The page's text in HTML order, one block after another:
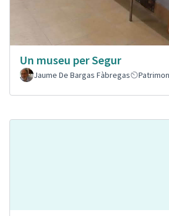
Un museu per Segur
Jaume De Bargas Fàbregas